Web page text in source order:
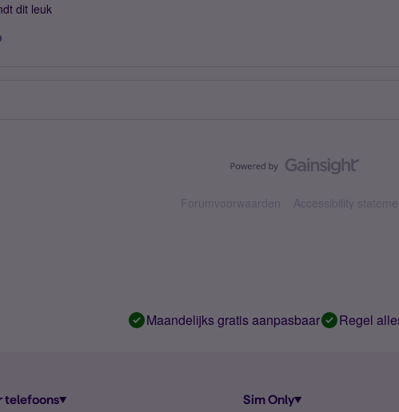
dit leuk
Forumvoorwaarden Accessibility
Maandelijks gratis aanpasbaar Regel
telefoons Sim Only